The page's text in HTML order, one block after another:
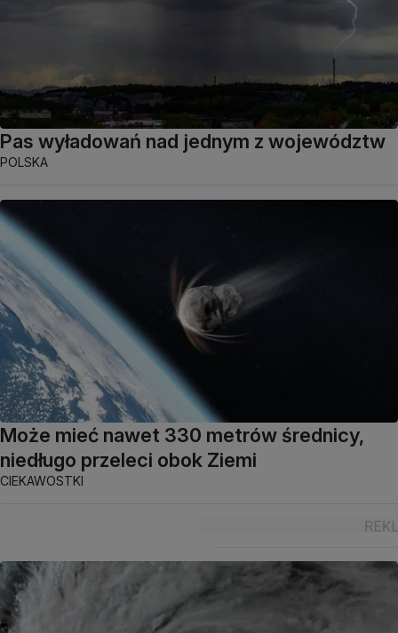
Pas wyładowań nad jednym z województw
POLSKA
Może mieć nawet 330 metrów średnicy,
niedługo przeleci obok Ziemi
CIEKAWOSTKI